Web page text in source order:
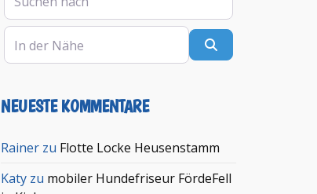
In der Nähe
NEUESTE KOMMENTARE
Rainer zu Flotte Locke Heusenstamm
Katy zu mobiler Hundefriseur FördeFell